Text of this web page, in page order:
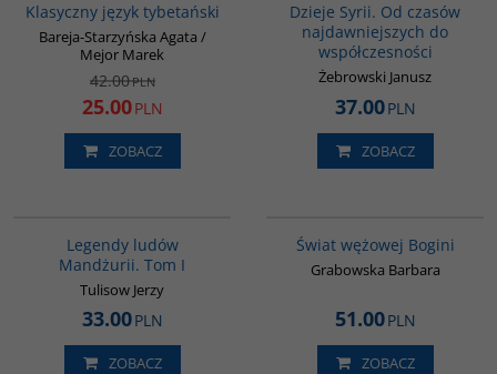
Klasyczny język tybetański
Bareja-Starzyńska Agata /
Mejor Marek
42.00PLN
25.00PLN
ZOBACZ
Dzieje Syrii. Od czasów
najdawniejszych do
współczesności
Żebrowski Janusz
37.00PLN
ZOBACZ
Legendy ludów
Mandżurii. Tom I
Tulisow Jerzy
33.00PLN
ZOBACZ
Świat wężowej Bogini
Grabowska Barbara
51.00PLN
ZOBACZ